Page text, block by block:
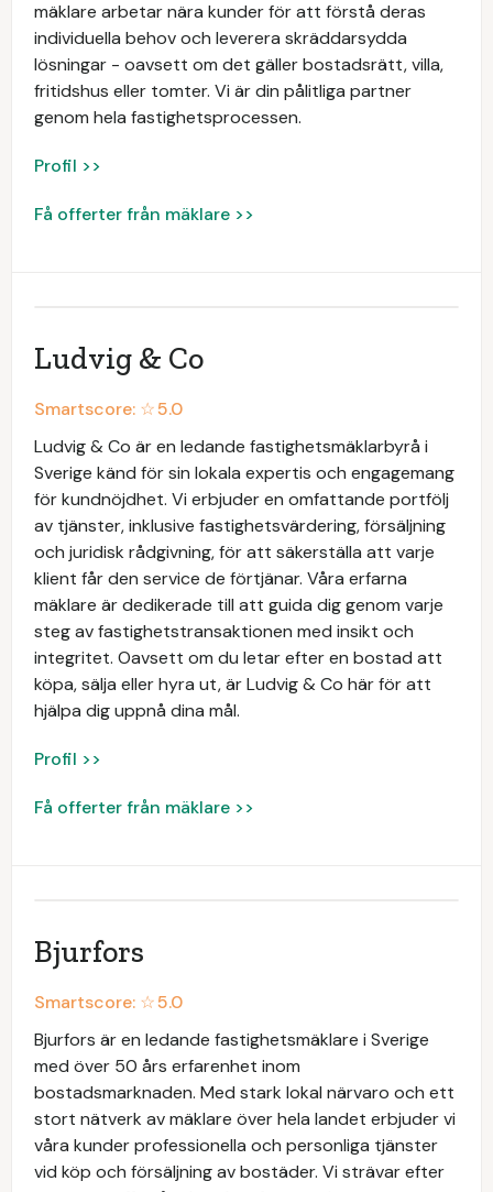
mäklare arbetar nära kunder för att förstå deras
individuella behov och leverera skräddarsydda
lösningar - oavsett om det gäller bostadsrätt, villa,
fritidshus eller tomter. Vi är din pålitliga partner
genom hela fastighetsprocessen.
Profil >>
Få offerter från mäklare >>
Ludvig & Co
Smartscore: ☆5.0
Ludvig & Co är en ledande fastighetsmäklarbyrå i
Sverige känd för sin lokala expertis och engagemang
för kundnöjdhet. Vi erbjuder en omfattande portfölj
av tjänster, inklusive fastighetsvärdering, försäljning
och juridisk rådgivning, för att säkerställa att varje
klient får den service de förtjänar. Våra erfarna
mäklare är dedikerade till att guida dig genom varje
steg av fastighetstransaktionen med insikt och
integritet. Oavsett om du letar efter en bostad att
köpa, sälja eller hyra ut, är Ludvig & Co här för att
hjälpa dig uppnå dina mål.
Profil >>
Få offerter från mäklare >>
Bjurfors
Smartscore: ☆5.0
Bjurfors är en ledande fastighetsmäklare i Sverige
med över 50 års erfarenhet inom
bostadsmarknaden. Med stark lokal närvaro och ett
stort nätverk av mäklare över hela landet erbjuder vi
våra kunder professionella och personliga tjänster
vid köp och försäljning av bostäder. Vi strävar efter